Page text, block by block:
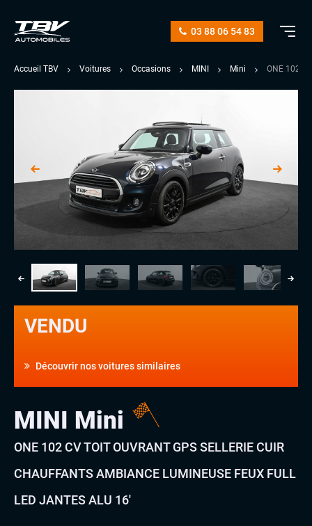
03 88 06 54 83
Accueil TBV Voitures Occasions MINI Mini ONE 102
VENDU
Découvrir nos voitures similaires
MINI Mini
ONE 102 CV TOIT OUVRANT GPS SELLERIE CUIR
CHAUFFANTS AMBIANCE LUMINEUSE FEUX FULL
LED JANTES ALU 16′